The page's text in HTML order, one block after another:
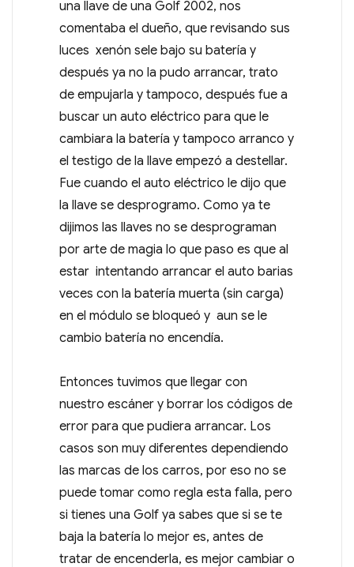
una llave de una Golf 2002, nos
comentaba el dueño, que revisando sus
luces xenón sele bajo su batería y
después ya no la pudo arrancar, trato
de empujarla y tampoco, después fue a
buscar un auto eléctrico para que le
cambiara la batería y tampoco arranco y
el testigo de la llave empezó a destellar.
Fue cuando el auto eléctrico le dijo que
la llave se desprogramo. Como ya te
dijimos las llaves no se desprograman
por arte de magia lo que paso es que al
estar intentando arrancar el auto barias
veces con la batería muerta (sin carga)
en el módulo se bloqueó y aun se le
cambio batería no encendía.
Entonces tuvimos que llegar con
nuestro escáner y borrar los códigos de
error para que pudiera arrancar. Los
casos son muy diferentes dependiendo
las marcas de los carros, por eso no se
puede tomar como regla esta falla, pero
si tienes una Golf ya sabes que si se te
baja la batería lo mejor es, antes de
tratar de encenderla, es mejor cambiar o